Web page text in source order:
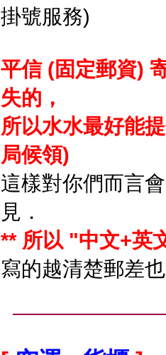
掛號服務)
平信 (固定郵資)
失的，
所以水水最好能
局候領)
這樣對你們而言
見．
** 所以 "中文+英
寫的越清楚郵差